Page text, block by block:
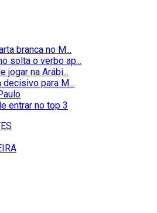
branca no M...
solta o verbo ap...
jogar na Arábi...
para M...
entrar no top 3